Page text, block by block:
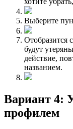
Выберите
Отобразится
будут
действие,
названием.
Вариант 4:
профилем